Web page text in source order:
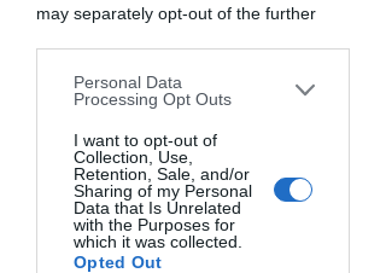
may separately opt-out of the further
downstream participants. This
information may also be disclosed by us
to third parties on theIAB’s List of
Downstream Participantsthat may
further disclose it to other third parties.
Personal Data
Processing Opt Outs
I want to opt-out of
Collection, Use,
Retention, Sale, and/or
Sharing of my Personal
Data that Is Unrelated
with the Purposes for
which it was collected.
Opted Out
Scopri di più